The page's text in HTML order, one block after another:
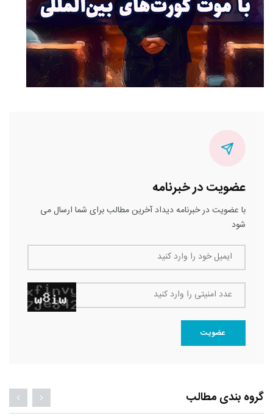
عضویت در خبرنامه
با عضویت در خبرنامه دیداد آخرین مطالب برای شما ارسال می
شود
ایمیل خود را وارد کنید
عدد امنیتی را وارد کنید
عضویت
گروه بندی مطالب